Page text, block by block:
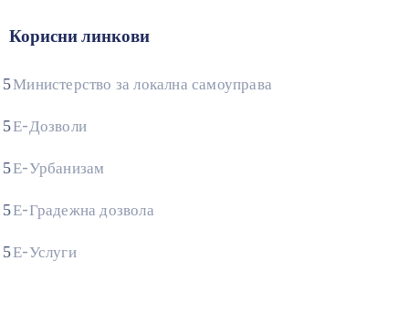
Корисни линкови
Министерство за локална самоуправа
Е-Дозволи
Е-Урбанизам
Е-Градежна дозвола
Е-Услуги